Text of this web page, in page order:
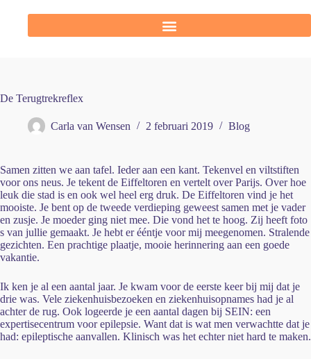
De Terugtrekreflex
Carla van Wensen 2 februari 2019 Blog
Samen zitten we aan tafel. Ieder aan een kant. Tekenvel en viltstiften
voor ons neus. Je tekent de Eiffeltoren en vertelt over Parijs. Over hoe
leuk die stad is en ook wel heel erg druk. De Eiffeltoren vind je het
mooiste. Je bent op de tweede verdieping geweest samen met je vader
en zusje. Je moeder ging niet mee. Die vond het te hoog. Zij heeft foto
s van jullie gemaakt. Je hebt er ééntje voor mij meegenomen. Stralende
gezichten. Een prachtige plaatje, mooie herinnering aan een goede
vakantie.
Ik ken je al een aantal jaar. Je kwam voor de eerste keer bij mij dat je
drie was. Vele ziekenhuisbezoeken en ziekenhuisopnames had je al
achter de rug. Ook logeerde je een aantal dagen bij SEIN: een
expertisecentrum voor epilepsie. Want dat is wat men verwachtte dat je
had: epileptische aanvallen. Klinisch was het echter niet hard te maken.